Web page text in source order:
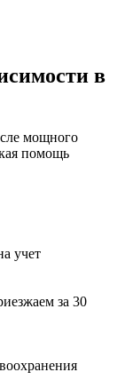
в
мощного
помощь
учет
за 30